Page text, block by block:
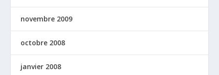
novembre 2009
octobre 2008
janvier 2008